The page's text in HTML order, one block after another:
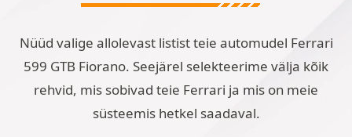
Nüüd valige allolevast listist teie automudel Ferrari
599 GTB Fiorano. Seejärel selekteerime välja kõik
rehvid, mis sobivad teie Ferrari ja mis on meie
süsteemis hetkel saadaval.